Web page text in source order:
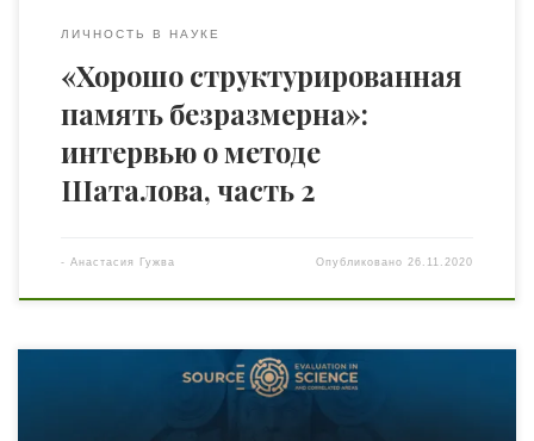
ЛИЧНОСТЬ В НАУКЕ
«Хорошо структурированная
память безразмерна»:
интервью о методе
Шаталова, часть 2
- Анастасия Гужва Опубликовано 26.11.2020
С 23 по 27 ноября проходит международная научно-